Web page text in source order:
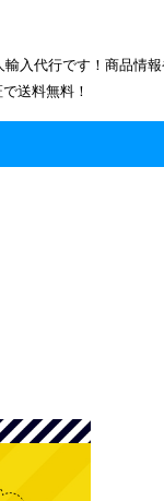
入代行です！商品情
送料無料！